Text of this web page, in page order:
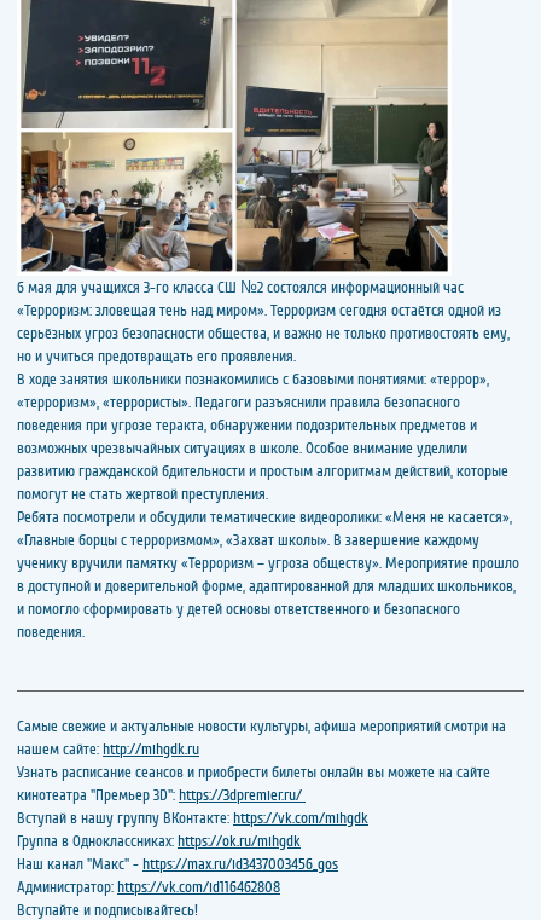
6 мая для учащихся 3-го класса СШ №2 состоялся информационный час
«Терроризм: зловещая тень над миром». Терроризм сегодня остаётся одной из
серьёзных угроз безопасности общества, и важно не только противостоять ему,
но и учиться предотвращать его проявления.
В ходе занятия школьники познакомились с базовыми понятиями: «террор»,
«терроризм», «террористы». Педагоги разъяснили правила безопасного
поведения при угрозе теракта, обнаружении подозрительных предметов и
возможных чрезвычайных ситуациях в школе. Особое внимание уделили
развитию гражданской бдительности и простым алгоритмам действий, которые
помогут не стать жертвой преступления.
Ребята посмотрели и обсудили тематические видеоролики: «Меня не касается»,
«Главные борцы с терроризмом», «Захват школы». В завершение каждому
ученику вручили памятку «Терроризм – угроза обществу». Мероприятие прошло
в доступной и доверительной форме, адаптированной для младших школьников,
и помогло сформировать у детей основы ответственного и безопасного
поведения.
Самые свежие и актуальные новости культуры, афиша мероприятий смотри на
нашем сайте: http://mihgdk.ru
Узнать расписание сеансов и приобрести билеты онлайн вы можете на сайте
кинотеатра "Премьер 3D": https://3dpremier.ru/
Вступай в нашу группу ВКонтакте: https://vk.com/mihgdk
Группа в Одноклассниках: https://ok.ru/mihgdk
Наш канал "Макс" - https://max.ru/id3437003456_gos
Администратор: https://vk.com/id116462808
Вступайте и подписывайтесь!